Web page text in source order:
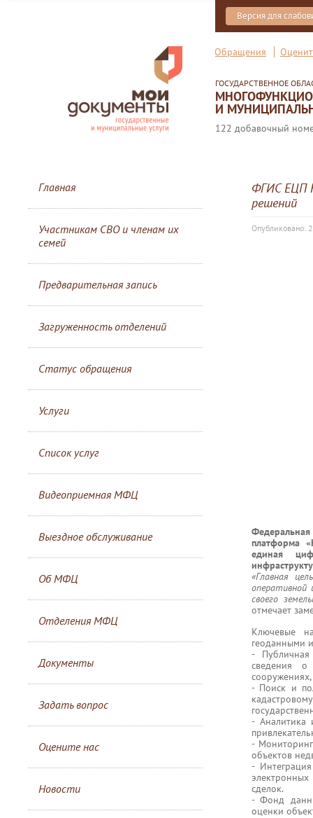
Версия для
Обращения
ГОСУДАРСТВЕННОЕ
И
122 добавочный
Главная
Участникам СВО и членам их
семей
Предварительная запись
Загруженность отделений
Статус обращения
Услуги
Список услуг
Видеоприемная МФЦ
Выездное обслуживание
Об МФЦ
Отделения МФЦ
Документы
Задать вопрос
Оцените нас
Новости
ФГИС ЕЦП
решений
Опубликовано:
платформа
единая
«Главная
оперативной
своего
отмечает
Ключевые
геоданными
- Публичная
сведения о
- Поиск и
- Аналитика
-
объектов
-
сделок.
- Фонд
оценки